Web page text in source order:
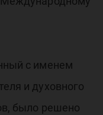
с именем
и духовного
было решено